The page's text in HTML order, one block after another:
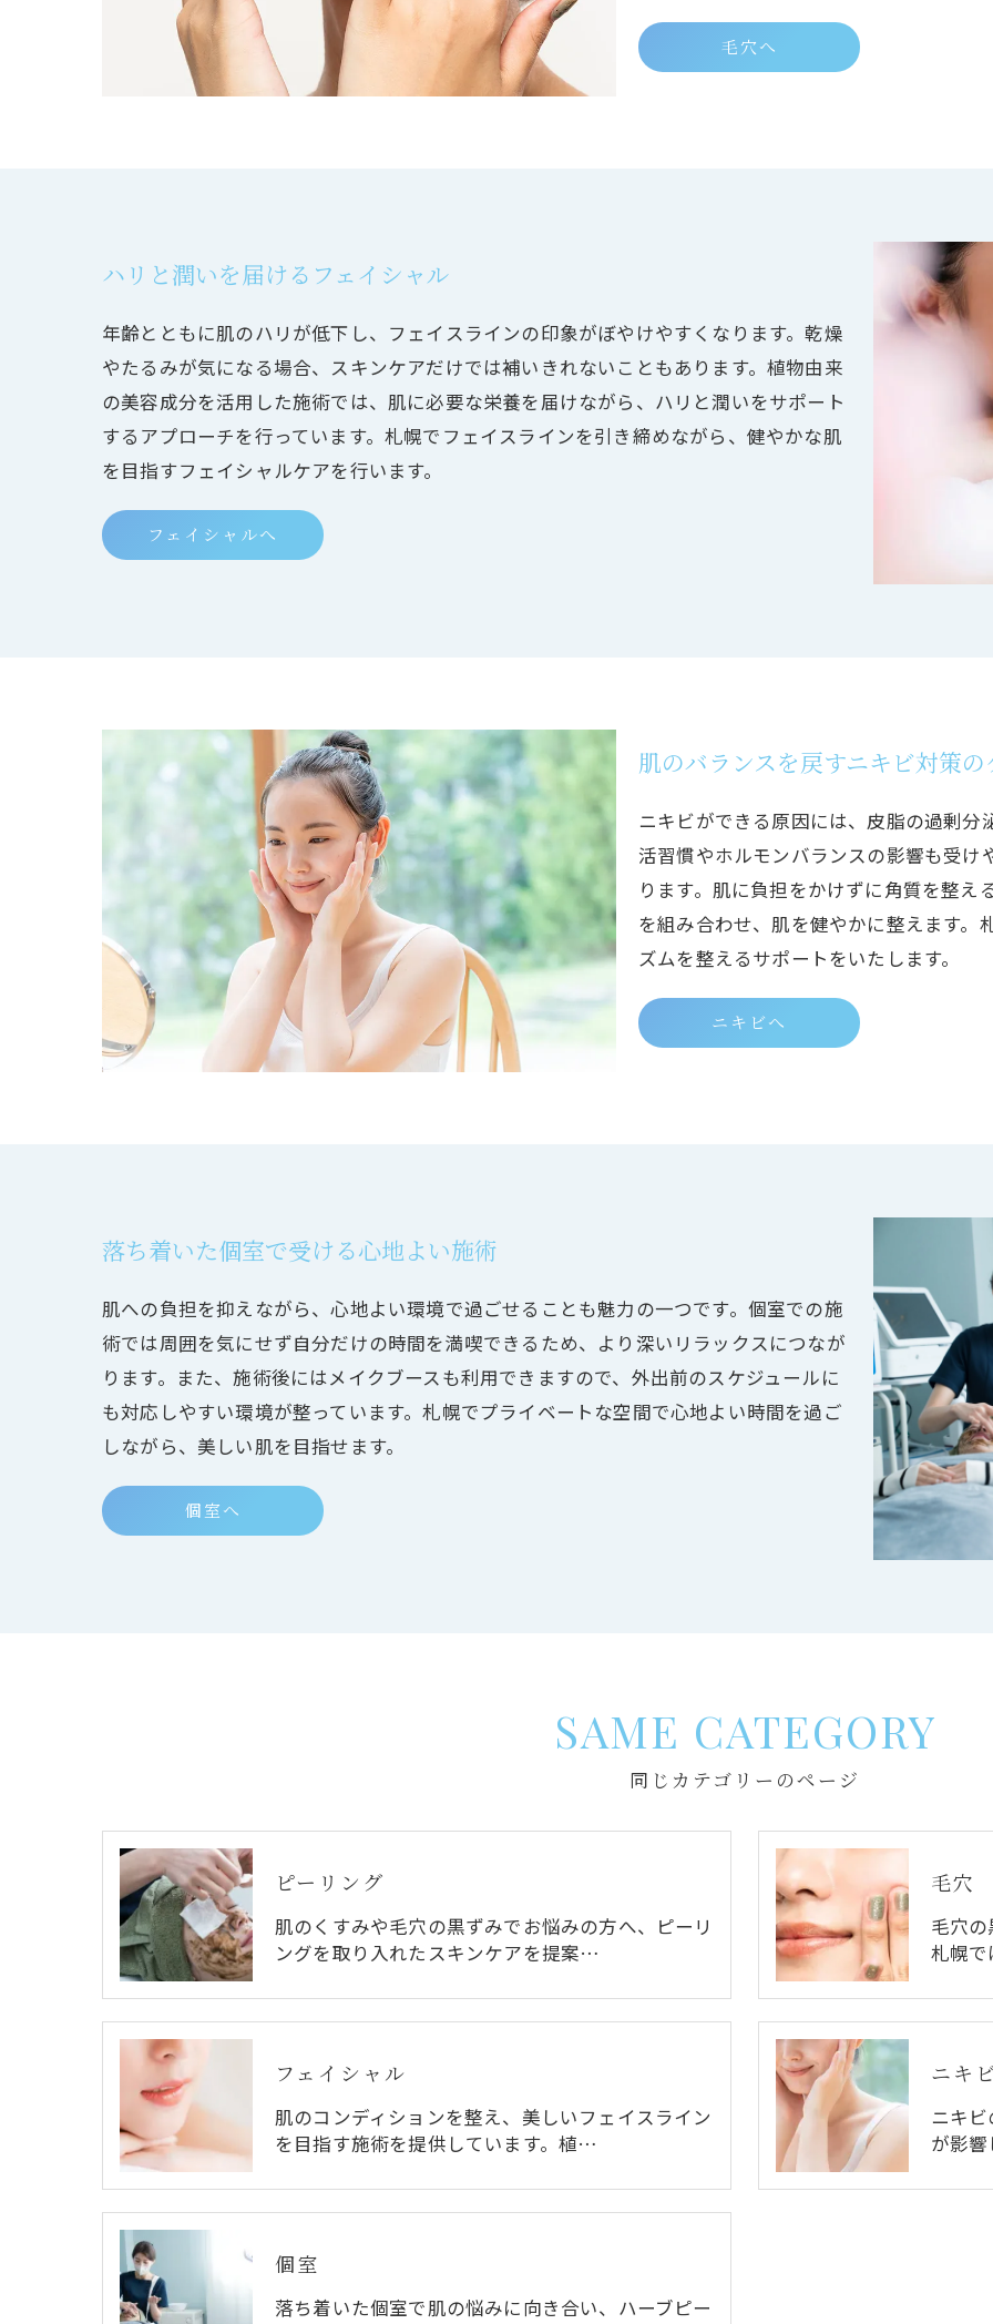
毛穴へ
ハリと潤いを届けるフェイシャル
年齢とともに肌のハリが低下し、フェイスラインの印象がぼやけやすくなります。乾燥
やたるみが気になる場合、スキンケアだけでは補いきれないこともあります。植物由来
の美容成分を活用した施術では、肌に必要な栄養を届けながら、ハリと潤いをサポート
するアプローチを行っています。札幌でフェイスラインを引き締めながら、健やかな肌
を目指すフェイシャルケアを行います。
フェイシャルへ
肌のバランスを戻すニキビ対策の
ニキビができる原因には、皮脂の過剰
活習慣やホルモンバランスの影響も受
ります。肌に負担をかけずに角質を整
を組み合わせ、肌を健やかに整えます
ズムを整えるサポートをいたします。
ニキビへ
落ち着いた個室で受ける心地よい施術
肌への負担を抑えながら、心地よい環境で過ごせることも魅力の一つです。個室での施
術では周囲を気にせず自分だけの時間を満喫できるため、より深いリラックスにつなが
ります。また、施術後にはメイクブースも利用できますので、外出前のスケジュールに
も対応しやすい環境が整っています。札幌でプライベートな空間で心地よい時間を過ご
しながら、美しい肌を目指せます。
個室へ
同じカテゴリーのページ
SAME CATEGORY
ピーリング
肌のくすみや毛穴の黒ずみでお悩みの方へ、ピーリ
ングを取り入れたスキンケアを提案…
毛穴
毛穴
札幌
フェイシャル
肌のコンディションを整え、美しいフェイスライン
を目指す施術を提供しています。植…
ニキ
ニキ
が影
個室
落ち着いた個室で肌の悩みに向き合い、ハーブピー